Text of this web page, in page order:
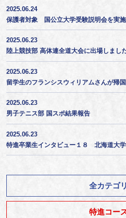
2025.06.24
保護者対象 国公立大学受験説明会を実
2025.06.23
陸上競技部 高体連全道大会に出場しまし
2025.06.23
留学生のフランシスウィリアムさんが帰国
2025.06.23
男子テニス部 国スポ結果報告
2025.06.23
特進卒業生インタビュー１８ 北海道大
全カテゴリ
特進コー